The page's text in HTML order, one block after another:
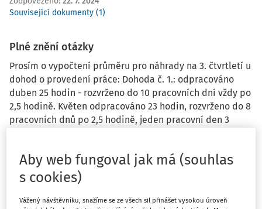
Související dokumenty (1)
Plné znění otázky
Prosím o vypočtení průměru pro náhrady na 3. čtvrtletí u
dohod o provedení práce: Dohoda č. 1.: odpracováno
duben 25 hodin - rozvrženo do 10 pracovních dní vždy po
2,5 hodině. Květen odpracováno 23 hodin, rozvrženo do 8
pracovních dnů po 2,5 hodině, jeden pracovní den 3
pracovních dnů po 2,5 hodinách a jeden pracovní den 2
hodiny(celkem 9 dnů) a čerpáno 3 hodiny dovolené.
Hodinová sazba 400 Kč. Dohoda č .2: odpracováno duben
20 hodin - rozvrženo vždy do pracovních dní - někde
Aby web fungoval jak má (souhlas
s cookies)
Vážený návštěvníku, snažíme se ze všech sil přinášet vysokou úroveň